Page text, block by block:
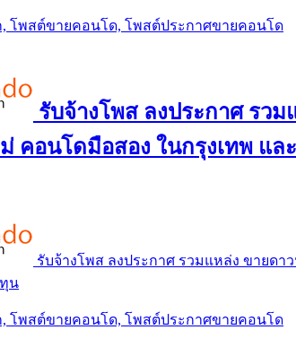
, โพสต์ขายคอนโด, โพสต์ประกาศขายคอนโด
รับจ้างโพส ลงประกาศ รว
คอนโดมือสอง ในกรุงเทพ แ
รับจ้างโพส ลงประกาศ รวมแหล่ง ขายด
น
, โพสต์ขายคอนโด, โพสต์ประกาศขายคอนโด